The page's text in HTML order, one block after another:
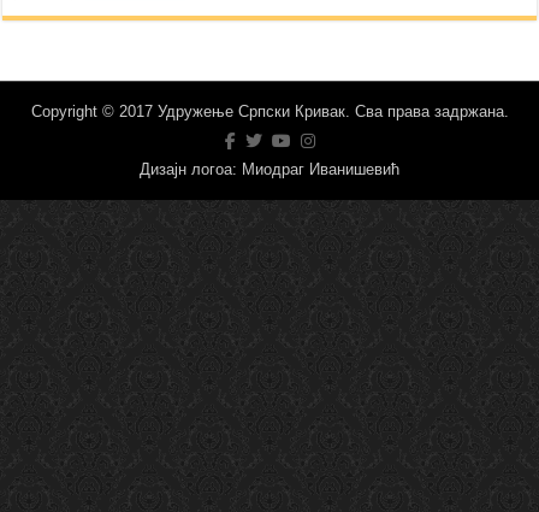
Copyright © 2017 Удружење Српски Кривак. Сва права задржана.
Дизајн логоа: Миодраг Иванишевић